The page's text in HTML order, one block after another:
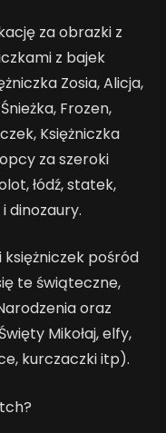
za obrazki z
z bajek
Zosia, Alicja,
Frozen,
Księżniczka
za szeroki
łódź, statek,
dinozaury.
pośród
te świąteczne,
oraz
Mikołaj, elfy,
kurczaczki itp).